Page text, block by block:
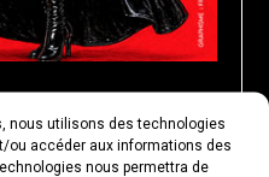
nous utilisons des technologies
ou accéder aux informations des
nous permettra de
2026